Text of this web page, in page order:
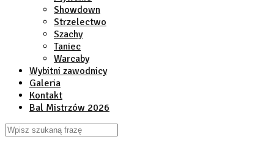
Showdown
Strzelectwo
Szachy
Taniec
Warcaby
Wybitni zawodnicy
Galeria
Kontakt
Bal Mistrzów 2026